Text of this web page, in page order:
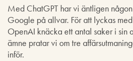
Med ChatGPT har vi äntligen
Google på allvar. För att lyckas
OpenAI knäcka ett antal saker i sin
ämne pratar vi om tre
inför.